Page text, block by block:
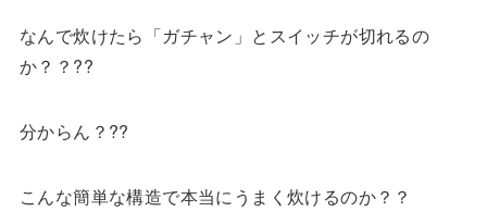
なんで炊けたら「ガチャン」とスイッチが切れるの
か？？??
分からん？??
こんな簡単な構造で本当にうまく炊けるのか？？